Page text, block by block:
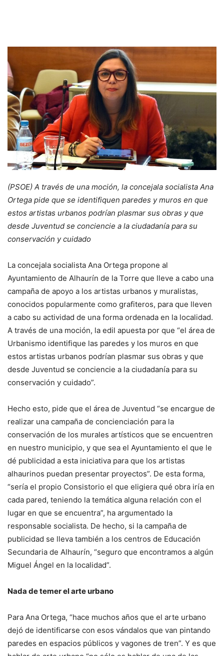
(PSOE) A través de una moción, la concejala socialista Ana
Ortega pide que se identifiquen paredes y muros en que
estos artistas urbanos podrían plasmar sus obras y que
desde Juventud se conciencie a la ciudadanía para su
conservación y cuidado
La concejala socialista Ana Ortega propone al
Ayuntamiento de Alhaurín de la Torre que lleve a cabo una
campaña de apoyo a los artistas urbanos y muralistas,
conocidos popularmente como grafiteros, para que lleven
a cabo su actividad de una forma ordenada en la localidad.
A través de una moción, la edil apuesta por que “el área de
Urbanismo identifique las paredes y los muros en que
estos artistas urbanos podrían plasmar sus obras y que
desde Juventud se conciencie a la ciudadanía para su
conservación y cuidado”.
Hecho esto, pide que el área de Juventud “se encargue de
realizar una campaña de concienciación para la
conservación de los murales artísticos que se encuentren
en nuestro municipio, y que sea el Ayuntamiento el que le
dé publicidad a esta iniciativa para que los artistas
alhaurinos puedan presentar proyectos”. De esta forma,
“sería el propio Consistorio el que eligiera qué obra iría en
cada pared, teniendo la temática alguna relación con el
lugar en que se encuentra”, ha argumentado la
responsable socialista. De hecho, si la campaña de
publicidad se lleva también a los centros de Educación
Secundaria de Alhaurín, “seguro que encontramos a algún
Miguel Ángel en la localidad”.
Nada de temer el arte urbano
Para Ana Ortega, “hace muchos años que el arte urbano
dejó de identificarse con esos vándalos que van pintando
paredes en espacios públicos y vagones de tren”. Y es que